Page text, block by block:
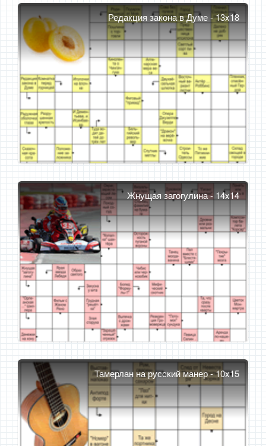
Редакция закона в Думе - 13x18
Жнущая загогулина - 14x14
Тамерлан на русский манер - 10x15